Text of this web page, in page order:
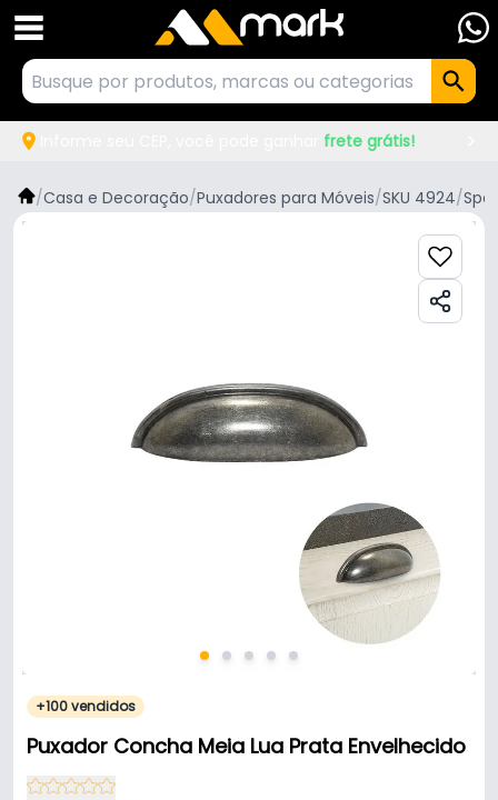
frete grátis!
/Casa e Decoração/Puxadores para Móveis/SKU 4924/
+100 vendidos
Puxador Concha Meia Lua Prata Envelhecido